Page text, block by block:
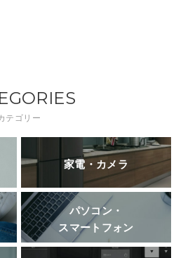
テゴリー
家電・カメラ
パソコン・
スマートフォン